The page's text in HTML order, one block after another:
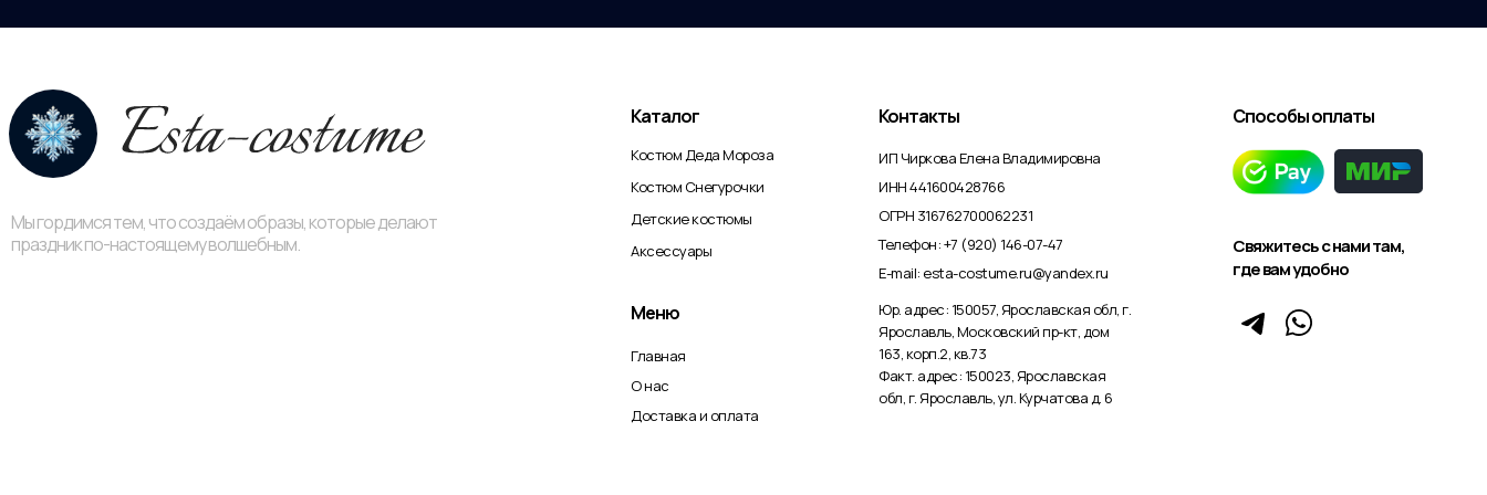
Мы гордимся тем, что создаём образы, которые делают
праздник по-настоящему волшебным.
Юр. адрес: 150057, Ярославская обл, г.
Ярославль, Московский пр-кт, дом
163, корп.2, кв.73
Факт. адрес: 150023, Ярославская
обл, г. Ярославль, ул. Курчатова д. 6
ИП Чиркова Елена Владимировна
ИНН 441600428766
ОГРН 316762700062231
Телефон: +7 (920) 146-07-47
E-mail: esta-costume.ru@yandex.ru
Доставка и оплата
О нас
Главная
Аксессуары
Детские костюмы
Костюм Снегурочки
Костюм Деда Мороза
Меню
Контакты
Каталог
Свяжитесь с нами там,
где вам удобно
Способы оплаты